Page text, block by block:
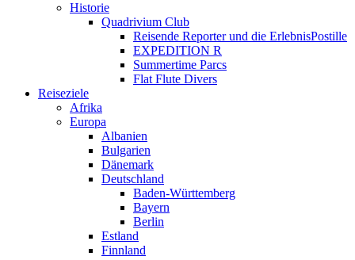
Historie
Quadrivium Club
Reisende Reporter und die ErlebnisPostille
EXPEDITION R
Summertime Parcs
Flat Flute Divers
Reiseziele
Afrika
Europa
Albanien
Bulgarien
Dänemark
Deutschland
Baden-Württemberg
Bayern
Berlin
Estland
Finnland